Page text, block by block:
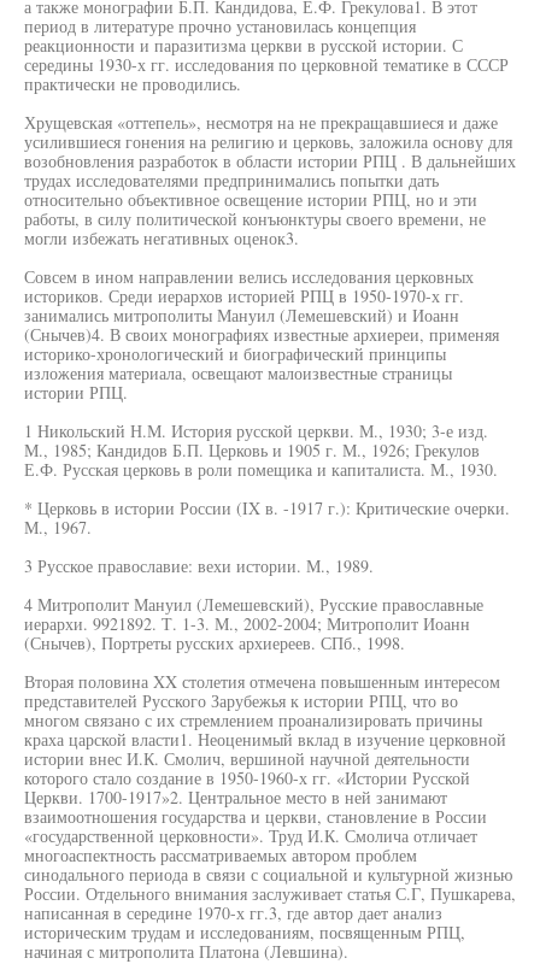
а также монографии Б.П. Кандидова, Е.Ф. Грекулова1. В этот
период в литературе прочно установилась концепция
реакционности и паразитизма церкви в русской истории. С
середины 1930-х гг. исследования по церковной тематике в СССР
практически не проводились.
Хрущевская «оттепель», несмотря на не прекращавшиеся и даже
усилившиеся гонения на религию и церковь, заложила основу для
возобновления разработок в области истории РПЦ . В дальнейших
трудах исследователями предпринимались попытки дать
относительно объективное освещение истории РПЦ, но и эти
работы, в силу политической конъюнктуры своего времени, не
могли избежать негативных оценок3.
Совсем в ином направлении велись исследования церковных
историков. Среди иерархов историей РПЦ в 1950-1970-х гг.
занимались митрополиты Мануил (Лемешевский) и Иоанн
(Снычев)4. В своих монографиях известные архиереи, применяя
историко-хронологический и биографический принципы
изложения материала, освещают малоизвестные страницы
истории РПЦ.
1 Никольский Н.М. История русской церкви. М., 1930; 3-е изд.
М., 1985; Кандидов Б.П. Церковь и 1905 г. М., 1926; Грекулов
Е.Ф. Русская церковь в роли помещика и капиталиста. М., 1930.
* Церковь в истории России (IX в. -1917 г.): Критические очерки.
М., 1967.
3 Русское православие: вехи истории. М., 1989.
4 Митрополит Мануил (Лемешевский), Русские православные
иерархи. 9921892. Т. 1-3. М., 2002-2004; Митрополит Иоанн
(Снычев), Портреты русских архиереев. СПб., 1998.
Вторая половина XX столетия отмечена повышенным интересом
представителей Русского Зарубежья к истории РПЦ, что во
многом связано с их стремлением проанализировать причины
краха царской власти1. Неоценимый вклад в изучение церковной
истории внес И.К. Смолич, вершиной научной деятельности
которого стало создание в 1950-1960-х гг. «Истории Русской
Церкви. 1700-1917»2. Центральное место в ней занимают
взаимоотношения государства и церкви, становление в России
«государственной церковности». Труд И.К. Смолича отличает
многоаспектность рассматриваемых автором проблем
синодального периода в связи с социальной и культурной жизнью
России. Отдельного внимания заслуживает статья С.Г, Пушкарева,
написанная в середине 1970-х гг.3, где автор дает анализ
историческим трудам и исследованиям, посвященным РПЦ,
начиная с митрополита Платона (Левшина).